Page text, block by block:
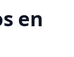
en